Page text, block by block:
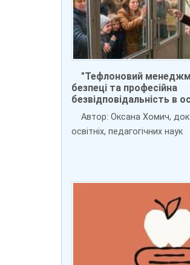
"Тефлоновий
безпеці та професійна
безвідповідальність в
Автор: Оксана Хомич,
освітніх, педагогічних наук